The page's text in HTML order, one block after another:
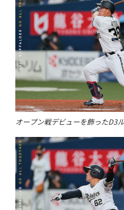
オープン戦デビューを飾ったD3